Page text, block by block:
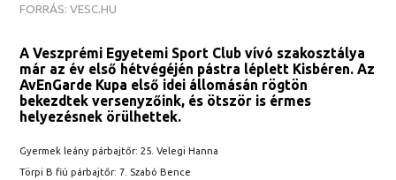
FORRÁS: VESC.HU
A Veszprémi Egyetemi Sport Club vívó szakosztálya
már az év első hétvégéjén pástra léplett Kisbéren. Az
AvEnGarde Kupa első idei állomásán rögtön
bekezdtek versenyzőink, és ötször is érmes
helyezésnek örülhettek.
Gyermek leány párbajtőr: 25. Velegi Hanna
Törpi B fiú párbajtőr: 7. Szabó Bence